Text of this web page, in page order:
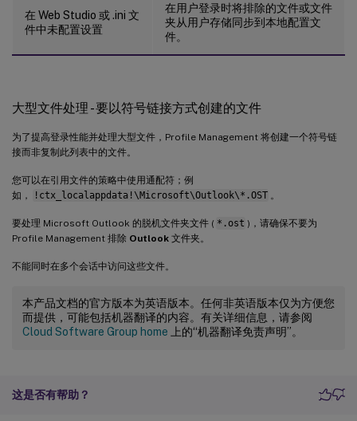
在 Web Studio 或 .ini 文
件中未配置设置
在用户登录时将排除的文件或文件
夹从用户存储同步到本地配置文
件。
大型文件处理 - 要以符号链接方式创建的文件
为了提高登录性能并处理大型文件，Profile Management 将创建一个符号链
接而非复制此列表中的文件。
您可以在引用文件的策略中使用通配符；例
如，
!ctx_localappdata!\Microsoft\Outlook\*.OST 。
要处理 Microsoft Outlook 的脱机文件夹文件 ( *.ost )，请确保不要为
Profile Management 排除 Outlook 文件夹。
不能同时在多个会话中访问这些文件。
本产品文档的官方版本为英语版本。任何非英语版本仅为方便您
而提供，可能包括机器翻译的内容。有关详细信息，请参阅
Cloud Software Group home 上的“机器翻译免责声明”。
这是否有帮助？